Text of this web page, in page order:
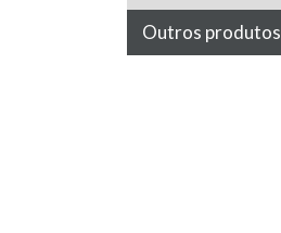
Outros produtos